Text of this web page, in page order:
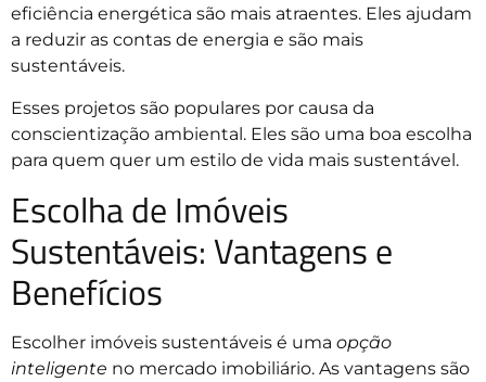
eficiência energética são mais atraentes. Eles ajudam
a reduzir as contas de energia e são mais
sustentáveis.
Esses projetos são populares por causa da
conscientização ambiental. Eles são uma boa escolha
para quem quer um estilo de vida mais sustentável.
Escolha de Imóveis
Sustentáveis: Vantagens e
Benefícios
Escolher imóveis sustentáveis é uma opção
inteligente no mercado imobiliário. As vantagens são